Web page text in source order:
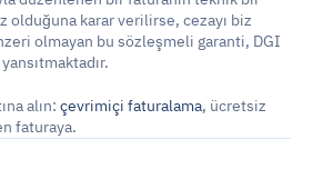
olduğuna karar verilirse, cezayı biz
olmayan bu sözleşmeli garanti, DGI
alın: çevrimiçi faturalama, ücretsiz
faturaya.